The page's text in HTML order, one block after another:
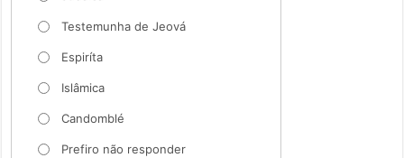
Testemunha de Jeová
Espiríta
Islâmica
Candomblé
Prefiro não responder